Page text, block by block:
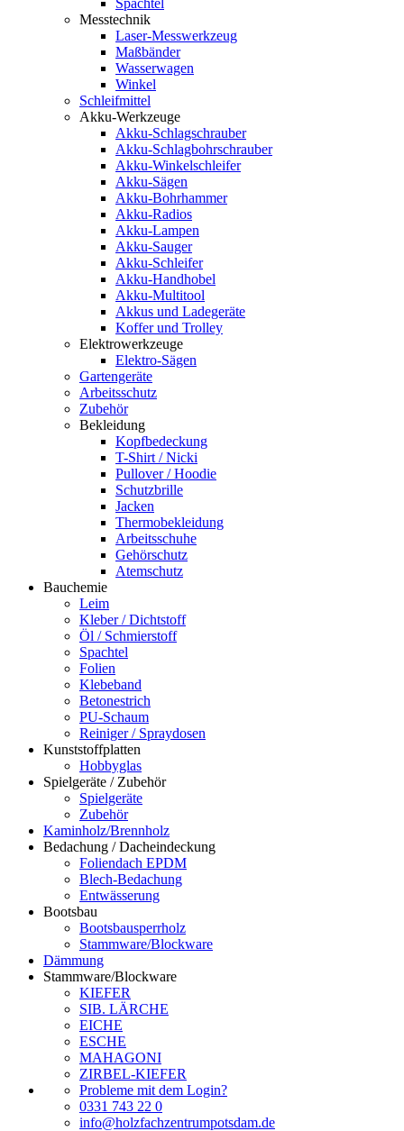
Spachtel
Messtechnik
Laser-Messwerkzeug
Maßbänder
Wasserwagen
Winkel
Schleifmittel
Akku-Werkzeuge
Akku-Schlagschrauber
Akku-Schlagbohrschrauber
Akku-Winkelschleifer
Akku-Sägen
Akku-Bohrhammer
Akku-Radios
Akku-Lampen
Akku-Sauger
Akku-Schleifer
Akku-Handhobel
Akku-Multitool
Akkus und Ladegeräte
Koffer und Trolley
Elektrowerkzeuge
Elektro-Sägen
Gartengeräte
Arbeitsschutz
Zubehör
Bekleidung
Kopfbedeckung
T-Shirt / Nicki
Pullover / Hoodie
Schutzbrille
Jacken
Thermobekleidung
Arbeitsschuhe
Gehörschutz
Atemschutz
Bauchemie
Leim
Kleber / Dichtstoff
Öl / Schmierstoff
Spachtel
Folien
Klebeband
Betonestrich
PU-Schaum
Reiniger / Spraydosen
Kunststoffplatten
Hobbyglas
Spielgeräte / Zubehör
Spielgeräte
Zubehör
Kaminholz/Brennholz
Bedachung / Dacheindeckung
Foliendach EPDM
Blech-Bedachung
Entwässerung
Bootsbau
Bootsbausperrholz
Stammware/Blockware
Dämmung
Stammware/Blockware
KIEFER
SIB. LÄRCHE
EICHE
ESCHE
MAHAGONI
ZIRBEL-KIEFER
Probleme mit dem Login?
0331 743 22 0
info@holzfachzentrumpotsdam.de